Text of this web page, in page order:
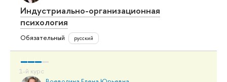
Индустриально-организационная
психология
Обязательный русский